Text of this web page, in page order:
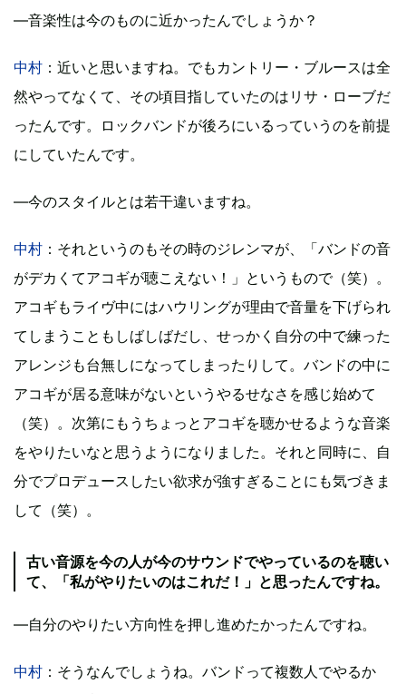
―音楽性は今のものに近かったんでしょうか？
中村 ：近いと思いますね。でもカントリー・ブルースは全
然やってなくて、その頃目指していたのはリサ・ローブだ
ったんです。ロックバンドが後ろにいるっていうのを前提
にしていたんです。
―今のスタイルとは若干違いますね。
中村 ：それというのもその時のジレンマが、「バンドの音
がデカくてアコギが聴こえない！」というもので（笑）。
アコギもライヴ中にはハウリングが理由で音量を下げられ
てしまうこともしばしばだし、せっかく自分の中で練った
アレンジも台無しになってしまったりして。バンドの中に
アコギが居る意味がないというやるせなさを感じ始めて
（笑）。次第にもうちょっとアコギを聴かせるような音楽
をやりたいなと思うようになりました。それと同時に、自
分でプロデュースしたい欲求が強すぎることにも気づきま
して（笑）。
古い音源を今の人が今のサウンドでやっているのを聴い
て、「私がやりたいのはこれだ！」と思ったんですね。
―自分のやりたい方向性を押し進めたかったんですね。
中村 ：そうなんでしょうね。バンドって複数人でやるか